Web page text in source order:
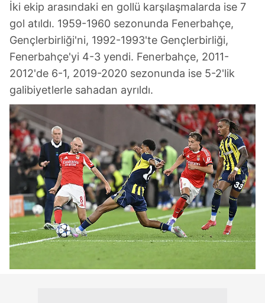
İki ekip arasındaki en gollü karşılaşmalarda ise 7
gol atıldı. 1959-1960 sezonunda Fenerbahçe,
Gençlerbirliği'ni, 1992-1993'te Gençlerbirliği,
Fenerbahçe'yi 4-3 yendi. Fenerbahçe, 2011-
2012'de 6-1, 2019-2020 sezonunda ise 5-2'lik
galibiyetlerle sahadan ayrıldı.